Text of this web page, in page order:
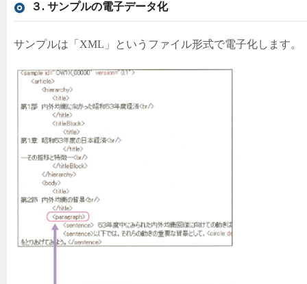
３. サンプルの電子データ化
サンプルは「XML」というファイル形式で電子化します。